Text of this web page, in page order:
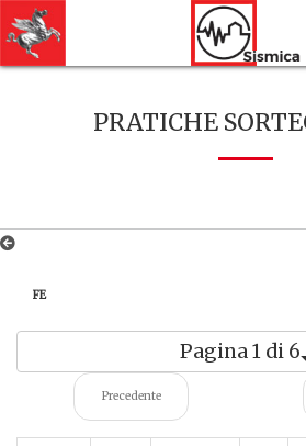
PRATICHE
FE
Pagina 1 di 6
Precedente